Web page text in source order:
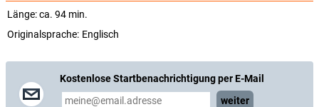
Länge: ca. 94 min.
Originalsprache: Englisch
Kostenlose Startbenachrichtigung per E-Mail
weiter